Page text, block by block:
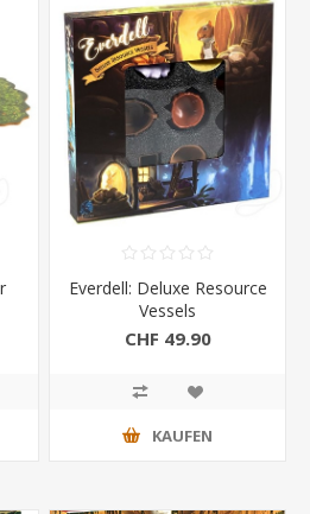
Everdell: Deluxe Resource
Vessels
CHF 49.90
KAUFEN